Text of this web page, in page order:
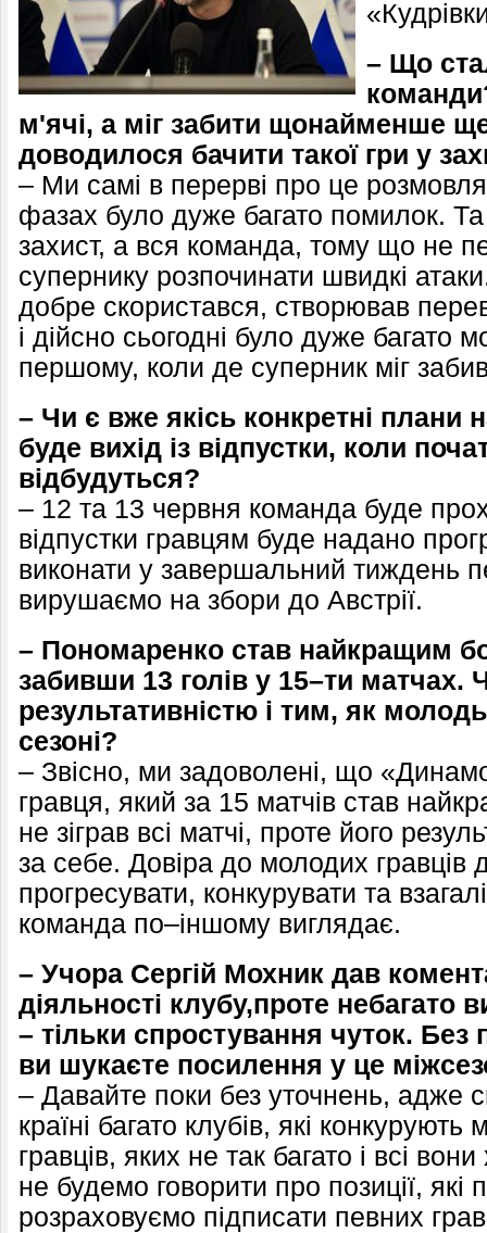
– Що
м'ячі, а міг забити щонайменше
доводилося бачити такої гри у
– Ми самі в перерві про це
фазах було дуже багато помилок.
захист, а вся команда, тому що не
супернику розпочинати швидкі
добре скористався, створював
і дійсно сьогодні було дуже багато
першому, коли де суперник міг
– Чи є вже якісь конкретні плани
буде вихід із відпустки, коли
відбудуться?
– 12 та 13 червня команда буде
відпустки гравцям буде надано
виконати у завершальний тиждень
вирушаємо на збори до Австрії.
– Пономаренко став найкращим
забивши 13 голів у 15–ти матчах.
результативністю і тим, як
сезоні?
– Звісно, ми задоволені, що
гравця, який за 15 матчів став
не зіграв всі матчі, проте його
за себе. Довіра до молодих гравців
прогресувати, конкурувати та
команда по–іншому виглядає.
– Учора Сергій Мохник дав
діяльності клубу,проте небагато
– тільки спростування чуток. Без
ви шукаєте посилення у це
– Давайте поки без уточнень, адже
країні багато клубів, які
гравців, яких не так багато і всі
не будемо говорити про позиції,
розраховуємо підписати певних